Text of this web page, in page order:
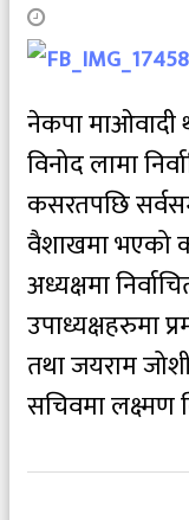
नेकपा माओवादी
विनोद लामा
कसरतपछि
वैशाखमा भएको
अध्यक्षमा
उपाध्यक्षहरुमा
तथा जयराम
सचिवमा लक्ष्मण